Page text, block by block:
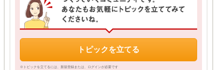
トピックを立てる
※トピックを立てるには、新規登録または、ログインが必要です